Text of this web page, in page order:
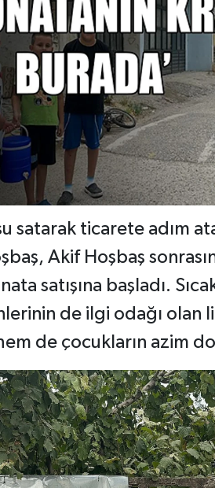
satarak ticarete adım
Akif Hoşbaş
satışına başladı.
de ilgi odağı olan
de çocukların azim